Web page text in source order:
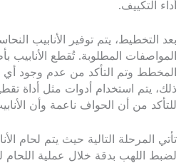
أداء التكييف.
بعد التخطيط، يتم توفير الأنابيب
المواصفات المطلوبة. تُقطع الأنابيب
المخطط وتم التأكد من عدم وجود
ذلك، يتم استخدام أدوات مثل أداة
للتأكد من أن الحواف ناعمة وأن
تأتي المرحلة التالية حيث يتم لحام
لضبط اللهب بدقة خلال عملية اللحام